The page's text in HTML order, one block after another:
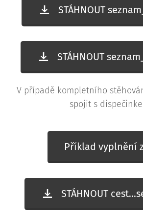
STÁHNOUT
STÁHNOUT
V případě kompletního
spojit s
Příklad vyplnění
STÁHNOUT